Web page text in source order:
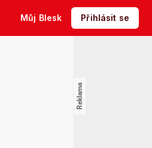
Můj Blesk Přihlásit se